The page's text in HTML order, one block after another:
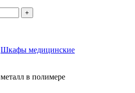
Шкафы медицинские
металл в полимере